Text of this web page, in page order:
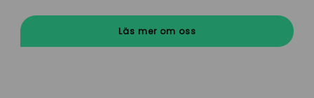
Läs mer om oss